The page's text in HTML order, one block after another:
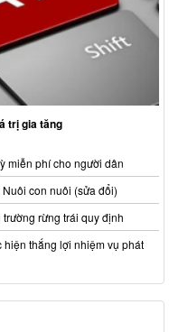
trị gia tăng
miễn phí cho người dân
con nuôi (sửa đổi)
rừng trái quy định
thắng lợi nhiệm vụ phát